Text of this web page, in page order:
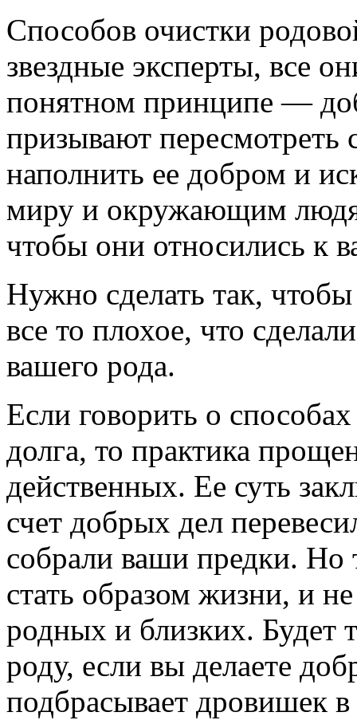
Способов очистки
звездные эксперты, все
понятном принципе —
призывают пересмотреть
наполнить ее добром и
миру и окружающим
чтобы они относились к
Нужно сделать так,
все то плохое, что
вашего рода.
Если говорить о
долга, то практика
действенных. Ее суть
счет добрых дел
собрали ваши предки. Но
стать образом жизни, и
родных и близких. Будет
роду, если вы делаете
подбрасывает дровишек